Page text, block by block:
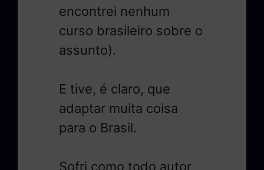
encontrei nenhum
curso brasileiro sobre o
assunto).
E tive, é claro, que
adaptar muita coisa
para o Brasil.
Sofri como todo autor